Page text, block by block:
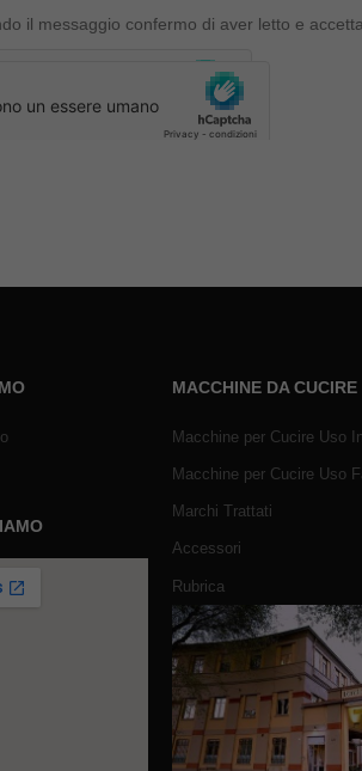
il messaggio confermo di aver letto e
MACCHINE DA CUCIRE
Macchine per Cucire Uso
Macchine per Cucire Uso
Marchi Trattati
Accessori
Rubrica